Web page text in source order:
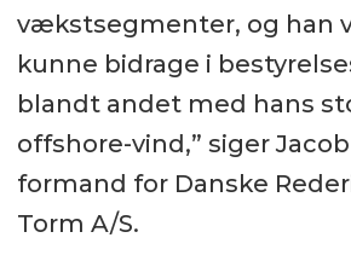
vækstsegmenter, og han
kunne bidrage i
blandt andet med hans
offshore-vind,” siger
formand for Danske
Torm A/S.